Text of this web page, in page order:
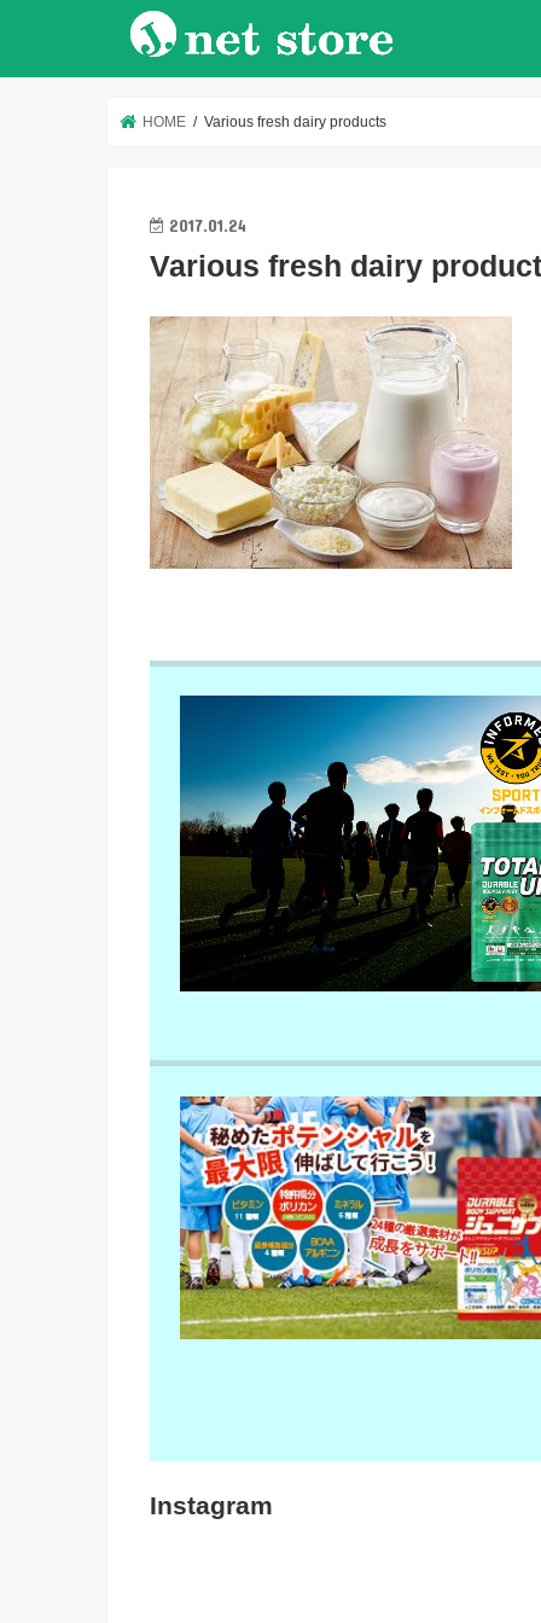
HOME Various fresh dairy products
2017.01.24
Various fresh dairy
Instagram